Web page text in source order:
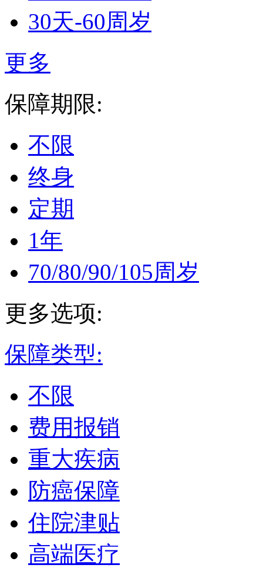
30天-60周岁
更多
保障期限:
不限
终身
定期
1年
70/80/90/105周岁
更多选项:
保障类型:
不限
费用报销
重大疾病
防癌保障
住院津贴
高端医疗